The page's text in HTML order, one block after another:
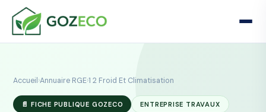
Accueil ›Annuaire RGE›1 2 Froid Et Climatisation
📄 FICHE PUBLIQUE GOZECO ENTREPRISE TRAVAUX